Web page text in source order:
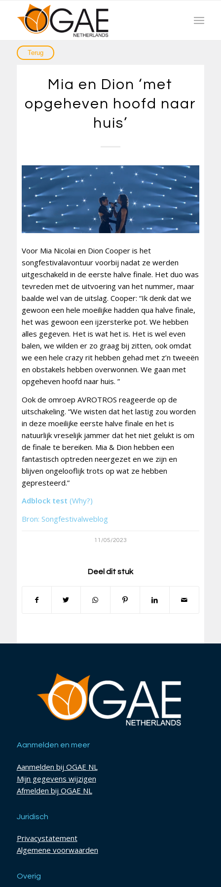
Mia en Dion ‘met
opgeheven hoofd naar
huis’
Voor Mia Nicolai en Dion Cooper is het
songfestivalavontuur voorbij nadat ze werden
uitgeschakeld in de eerste halve finale. Het duo was
tevreden met de uitvoering van het nummer, maar
baalde wel van de uitslag. Cooper: “Ik denk dat we
gewoon een hele moeilijke hadden qua halve finale,
het was gewoon een ijzersterke pot. We hebben
alles gegeven. Het is wat het is. Het is wel even
balen, we wilden er zo graag bij zitten, ook omdat
we een hele crazy rit hebben gehad met z’n tweeën
en obstakels hebben overwonnen. We gaan met
opgeheven hoofd naar huis. ”
Ook de omroep AVROTROS reageerde op de
uitschakeling. “We wisten dat het lastig zou worden
in deze moeilijke eerste halve finale en het is
natuurlijk vreselijk jammer dat het niet gelukt is om
de finale te bereiken. Mia & Dion hebben een
fantastisch optreden neergezet en we zijn en
blijven ongelooflijk trots op wat ze hebben
gepresteerd.”
Adblock test (Why?)
Bron: Songfestivalweblog
11/05/2023
Deel dit stuk
Aanmelden en meer
Aanmelden bij OGAE NL
Mijn gegevens wijzigen
Afmelden bij OGAE NL
Juridisch
Privacystatement
Algemene voorwaarden
Overig